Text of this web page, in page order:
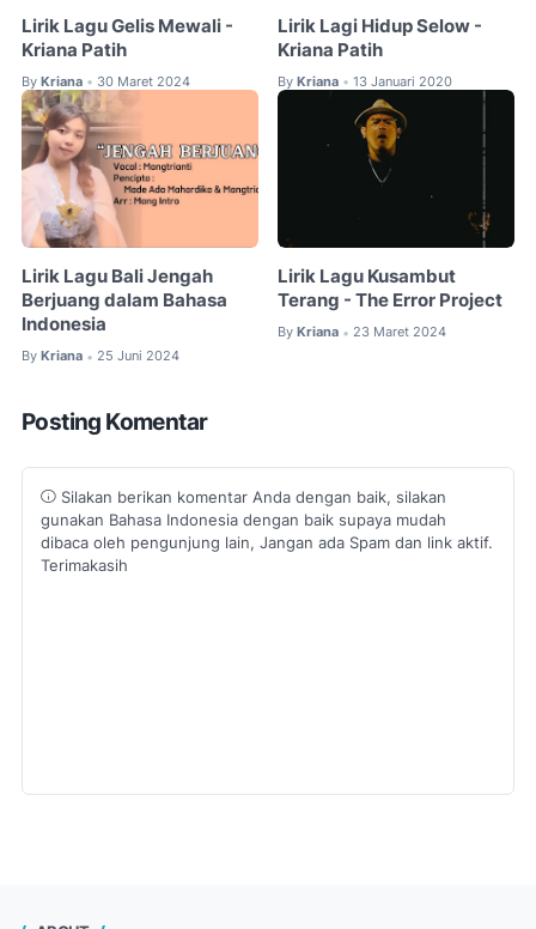
Lirik Lagu Gelis Mewali -
Kriana Patih
By Kriana • 30 Maret 2024
Lirik Lagi Hidup Selow -
Kriana Patih
By Kriana • 13 Januari 2020
Lirik Lagu Bali Jengah
Berjuang dalam Bahasa
Indonesia
By Kriana • 25 Juni 2024
Lirik Lagu Kusambut
Terang - The Error Project
By Kriana • 23 Maret 2024
Posting Komentar
Silakan berikan komentar Anda dengan baik, silakan
gunakan Bahasa Indonesia dengan baik supaya mudah
dibaca oleh pengunjung lain, Jangan ada Spam dan link aktif.
Terimakasih